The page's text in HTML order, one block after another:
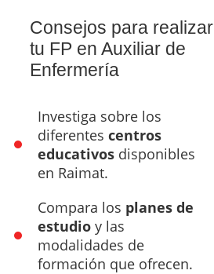
Consejos para realizar
tu FP en Auxiliar de
Enfermería
Investiga sobre los
diferentes centros
educativos disponibles
en Raimat.
Compara los planes de
estudio y las
modalidades de
formación que ofrecen.